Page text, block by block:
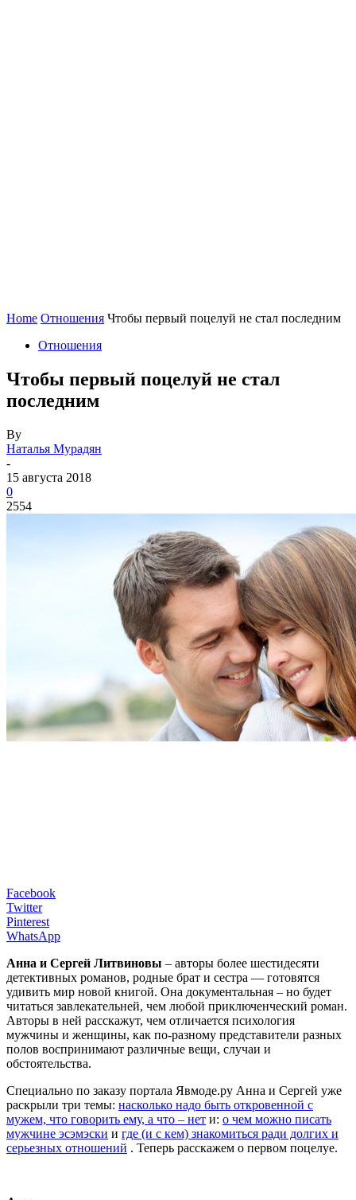
Home Отношения Чтобы первый поцелуй не стал последним
Отношения
Чтобы первый поцелуй не стал
последним
By
Наталья Мурадян
-
15 августа 2018
0
2554
Facebook
Twitter
Pinterest
WhatsApp
Анна и Сергей Литвиновы – авторы более шестидесяти
детективных романов, родные брат и сестра — готовятся
удивить мир новой книгой. Она документальная – но будет
читаться завлекательней, чем любой приключенческий роман.
Авторы в ней расскажут, чем отличается психология
мужчины и женщины, как по-разному представители разных
полов воспринимают различные вещи, случаи и
обстоятельства.
Специально по заказу портала Явмоде.ру Анна и Сергей уже
раскрыли три темы: насколько надо быть откровенной с
мужем, что говорить ему, а что – нет и: о чем можно писать
мужчине эсэмэски и где (и с кем) знакомиться ради долгих и
серьезных отношений . Теперь расскажем о первом поцелуе.